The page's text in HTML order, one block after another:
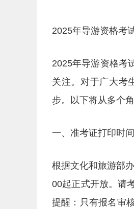
2025年导游资格考
2025年导游资格考
关注。对于广大考
步。以下将从多个
一、准考证打印时
根据文化和旅游部
00起正式开放。请
提醒：只有报名审